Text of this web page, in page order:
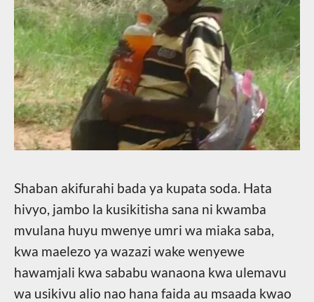
Shaban akifurahi bada ya kupata soda. Hata
hivyo, jambo la kusikitisha sana ni kwamba
mvulana huyu mwenye umri wa miaka saba,
kwa maelezo ya wazazi wake wenyewe
hawamjali kwa sababu wanaona kwa ulemavu
wa usikivu alio nao hana faida au msaada kwao